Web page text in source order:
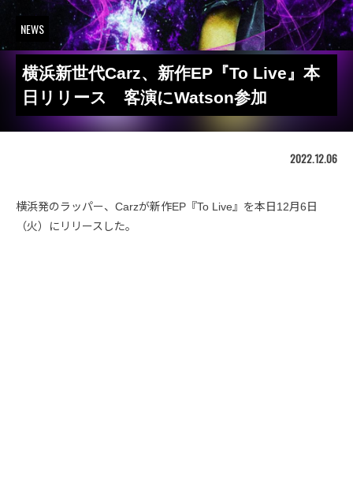
NEWS
横浜新世代Carz、新作EP『To Live』本
日リリース 客演にWatson参加
2022.12.06
横浜発のラッパー、Carzが新作EP『To Live』を本日12月6日
（火）にリリースした。